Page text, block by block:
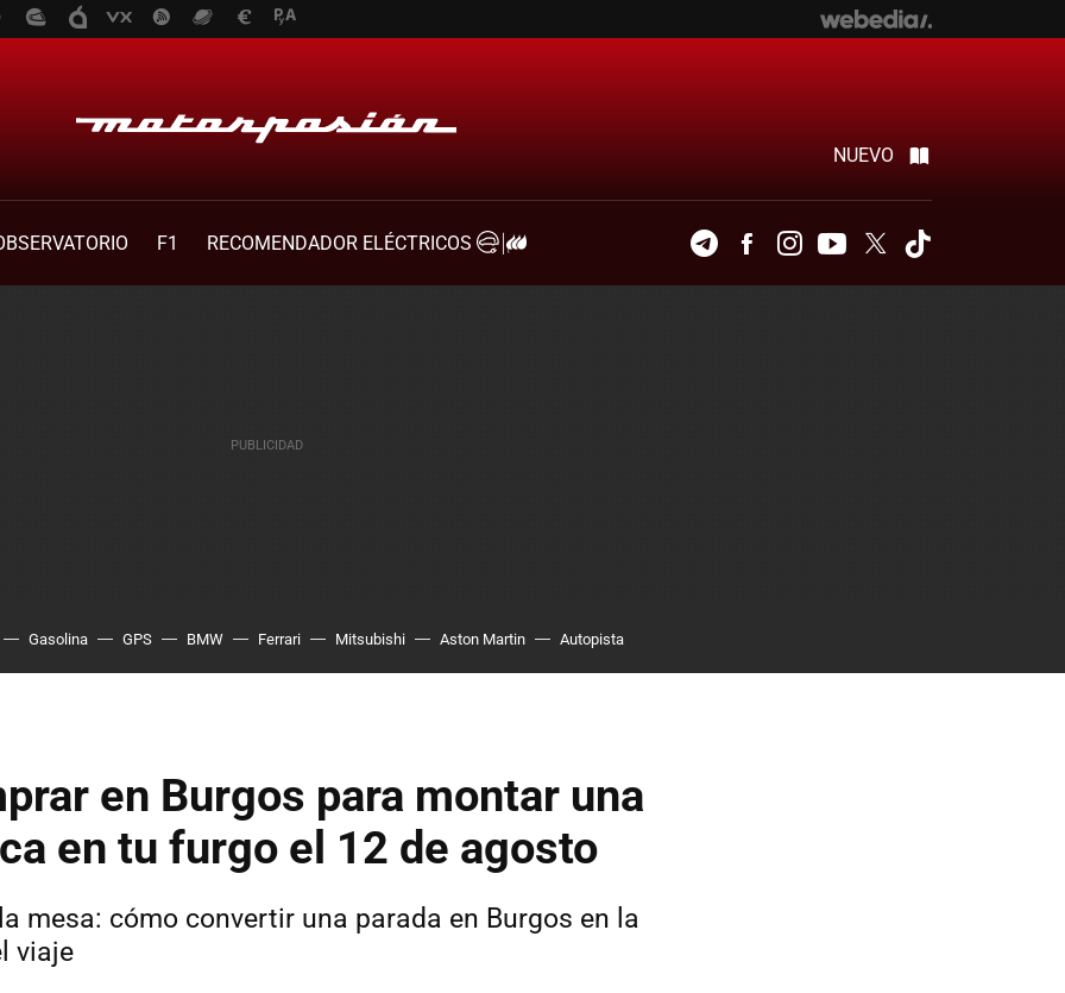
NUEVO
F1 RECOMENDADOR ELÉCTRICOS TelegramFacebookInstagramYoutubeTwitter
Gasolina GPS BMW Ferrari Mitsubishi Aston Martin Autopista
en Burgos para montar una
en tu furgo el 12 de agosto
mesa: cómo convertir una parada en Burgos en la
viaje